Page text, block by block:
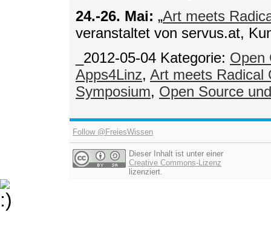
24.-26. Mai: „Art meets
veranstaltet von servus.at,
_2012-05-04 Kategorie: Open
Apps4Linz, Art meets Radical
Symposium, Open Source
Follow @FreiesWissen
Dieser Inhalt ist unter einer
Creative Commons-Lizenz
lizenziert.